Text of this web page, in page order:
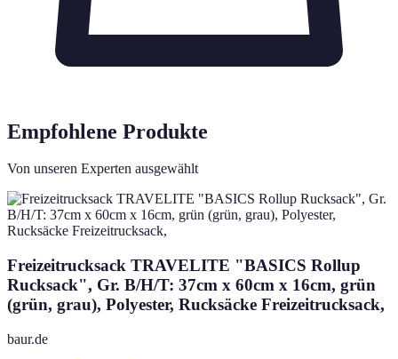
Empfohlene Produkte
Von unseren Experten ausgewählt
Freizeitrucksack TRAVELITE "BASICS Rollup
Rucksack", Gr. B/H/T: 37cm x 60cm x 16cm, grün
(grün, grau), Polyester, Rucksäcke Freizeitrucksack,
baur.de